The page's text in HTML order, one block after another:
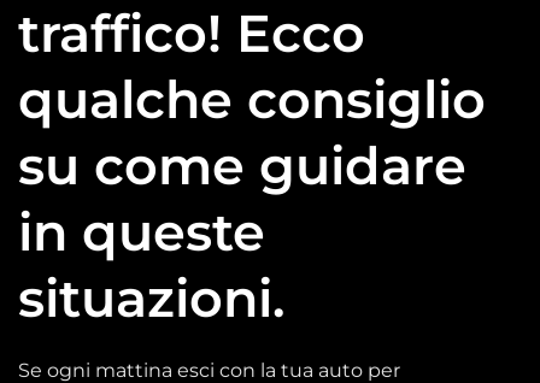
traffico! Ecco
qualche consiglio
su come guidare
in queste
situazioni.
Se ogni mattina esci con la tua auto per